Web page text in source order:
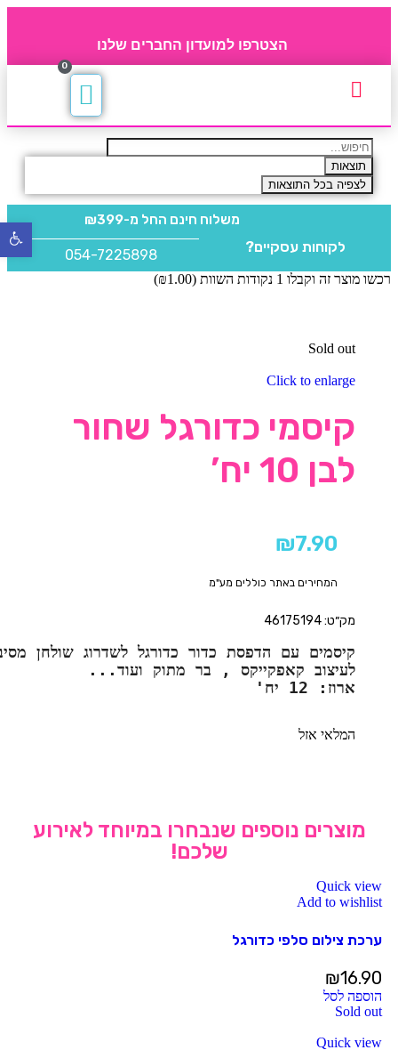
הצטרפו למועדון החברים שלנו
0
תוצאות
לצפיה בכל התוצאות
משלוח חינם החל מ-₪399
לקוחות עסקיים? 054-7225898
רכשו מוצר זה וקבלו 1 נקודות השוות ( ₪1.00
)
Sold out
Click to enlarge
קיסמי כדורגל שחור
לבן 10 יח’
₪7.90
המחירים באתר כוללים מע"מ
מק״ט: 46175194
קיסמים עם הדפסת כדור כדורגל לשדרוג שולחן
לעיצוב קאפקייקס , בר מתוק ועוד...
ארוז: 12 יח'
המלאי אזל
מוצרים נוספים שנבחרו במיוחד לאירוע
שלכם!
Quick view
Add to wishlist
ערכת צילום סלפי כדורגל
₪16.90
הוספה לסל
Sold out
Quick view
פתח